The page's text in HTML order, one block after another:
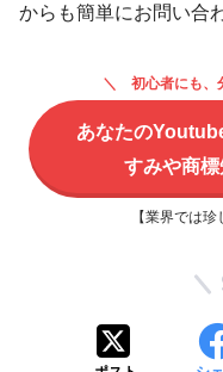
からも簡単にお問い合
初心者にも、
あなたの
すみや商
【業界では